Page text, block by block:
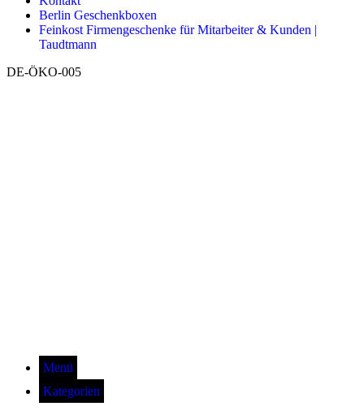
Berlin Geschenkboxen
Feinkost Firmengeschenke für Mitarbeiter & Kunden |
Taudtmann
DE-ÖKO-005
Menü
Kategorien